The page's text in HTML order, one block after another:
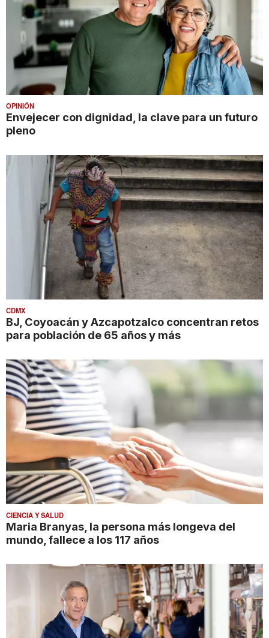
OPINIÓN
Envejecer con dignidad, la clave para un futuro
pleno
CDMX
BJ, Coyoacán y Azcapotzalco concentran retos
para población de 65 años y más
CIENCIA Y SALUD
Maria Branyas, la persona más longeva del
mundo, fallece a los 117 años